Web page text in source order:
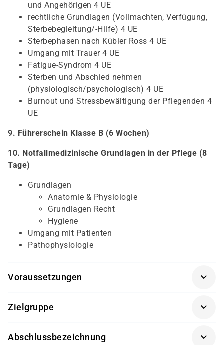
und Angehörigen 4 UE
rechtliche Grundlagen (Vollmachten, Verfügung,
Sterbebegleitung/-Hilfe) 4 UE
Sterbephasen nach Kübler Ross 4 UE
Umgang mit Trauer 4 UE
Fatigue-Syndrom 4 UE
Sterben und Abschied nehmen
(physiologisch/psychologisch) 4 UE
Burnout und Stressbewältigung der Pflegenden 4
UE
9. Führerschein Klasse B (6 Wochen)
10. Notfallmedizinische Grundlagen in der Pflege (8
Tage)
Grundlagen
Anatomie & Physiologie
Grundlagen Recht
Hygiene
Umgang mit Patienten
Pathophysiologie
Voraussetzungen
persönliches Gespräch
Kenntnisse der deutschen Sprache (Eignungstest
Führungszeugnis
Zielgruppe
Zielgruppe, die eine aussichtsreiche berufliche Zukunft
Abschlussbezeichnung